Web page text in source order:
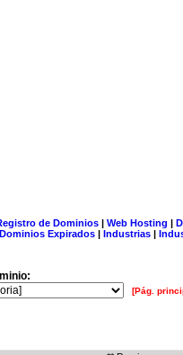
de Dominios| Web Hosting |
Dominios Expirados | Industrias |
[Pág.